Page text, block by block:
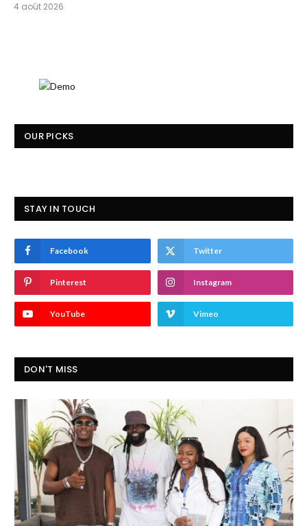
4 août 2026
OUR PICKS
STAY IN TOUCH
Facebook Twitter
Pinterest Instagram
YouTube Vimeo
DON'T MISS